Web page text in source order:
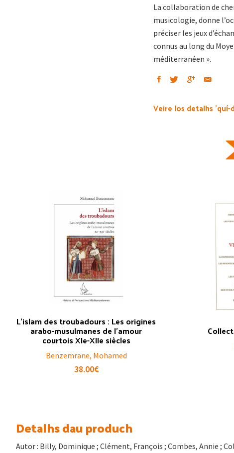
La collaboration de
musicologie, donne
préciser les jeux
connus au long du
méditerranéen ».
Veire los detalhs 'quí-
L’islam des troubadours : Les origines
arabo-musulmanes de l’amour
courtois XIe-XIIe siècles
Benzemrane, Mohamed
38.00€
Detalhs dau produch
Autor : Billy, Dominique ; Clément, François ; Combes, Annie ;